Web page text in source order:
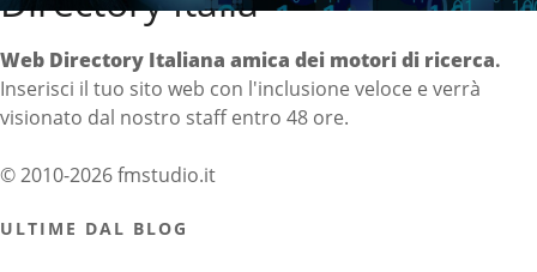
Web Directory Italiana amica dei motori di ricerca.
Inserisci il tuo sito web con l'inclusione veloce e verrà
visionato dal nostro staff entro 48 ore.
© 2010-2026 fmstudio.it
ULTIME DAL BLOG